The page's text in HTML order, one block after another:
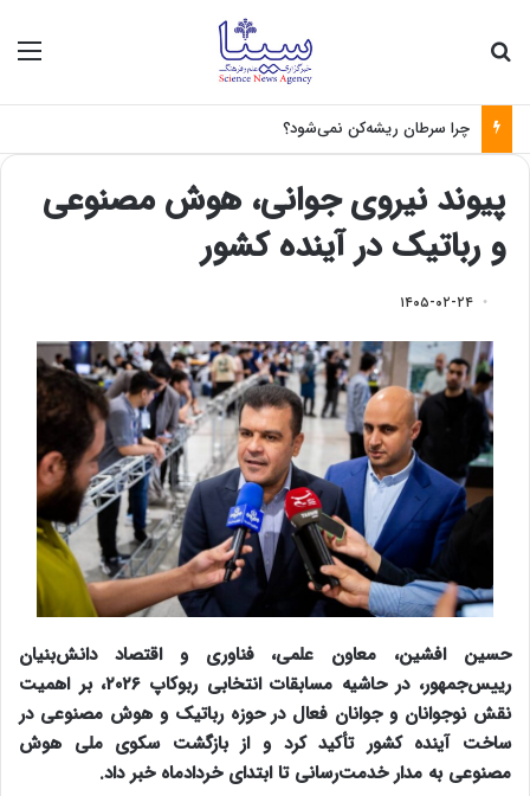
چرا سرطان ریشه‌کن نمی‌شود؟
پیوند نیروی جوانی، هوش مصنوعی
و رباتیک در آینده کشور
۱۴۰۵-۰۲-۲۴
حسین افشین، معاون علمی، فناوری و اقتصاد دانش‌بنیان
رییس‌جمهور، در حاشیه مسابقات انتخابی ربوکاپ ۲۰۲۶، بر اهمیت
نقش نوجوانان و جوانان فعال در حوزه رباتیک و هوش مصنوعی در
ساخت آینده کشور تأکید کرد و از بازگشت سکوی ملی هوش
مصنوعی به مدار خدمت‌رسانی تا ابتدای خردادماه خبر داد.